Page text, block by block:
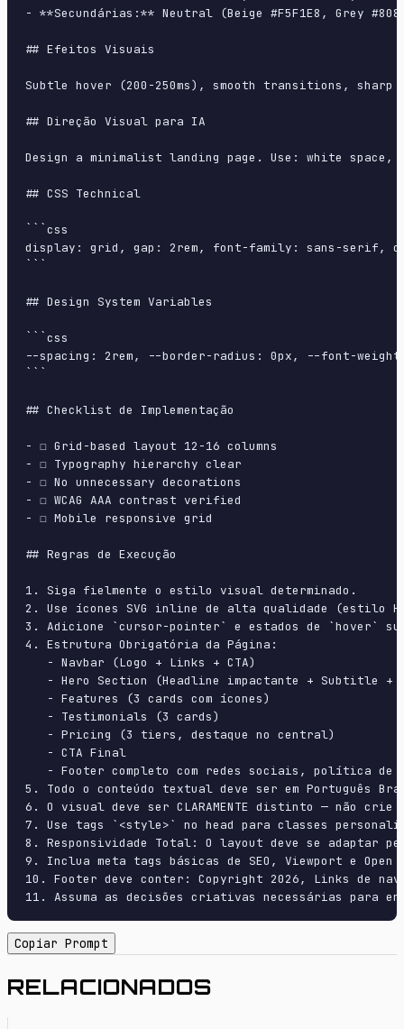
- **Secundárias:** Neutral (Beige #F5F1E8, Grey
## Efeitos Visuais
Subtle hover (200-250ms), smooth transitions,
## Direção Visual para IA
Design a minimalist landing page. Use: white
## CSS Technical
```css
display: grid, gap: 2rem, font-family: sans-serif,
```
## Design System Variables
```css
--spacing: 2rem, --border-radius: 0px, --font-
```
## Checklist de Implementação
- ☐ Grid-based layout 12-16 columns
- ☐ Typography hierarchy clear
- ☐ No unnecessary decorations
- ☐ WCAG AAA contrast verified
- ☐ Mobile responsive grid
## Regras de Execução
1. Siga fielmente o estilo visual determinado.
2. Use ícones SVG inline de alta qualidade (estilo
3. Adicione `cursor-pointer` e estados de `hover`
4. Estrutura Obrigatória da Página:
   - Navbar (Logo + Links + CTA)
- Hero Section (Headline impactante + Subtitle +
   - Features (3 cards com ícones)
   - Testimonials (3 cards)
   - Pricing (3 tiers, destaque no central)
   - CTA Final
- Footer completo com redes sociais, política
5. Todo o conteúdo textual deve ser em Português
6. O visual deve ser CLARAMENTE distinto — não
7. Use tags `<style>` no head para classes
8. Responsividade Total: O layout deve se adaptar
9. Inclua meta tags básicas de SEO, Viewport e Open
10. Footer deve conter: Copyright 2026, Links de
11. Assuma as decisões criativas necessárias para
Copiar Prompt
RELACIONADOS